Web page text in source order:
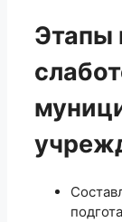
Этапы